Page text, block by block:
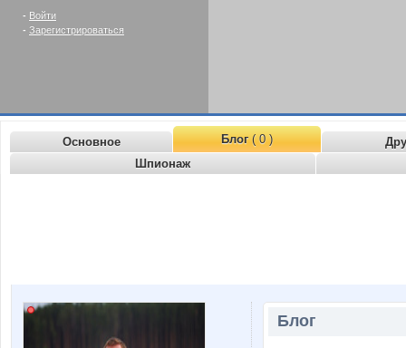
- Войти
- Зарегистрироваться
Основное Блог( 0 )
Шпионаж
Блог